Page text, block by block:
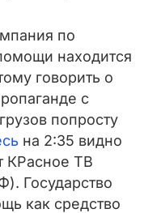
по
находится
говорить о
с
попросту
на 2:35 видно
КРасное ТВ
Государство
как средство